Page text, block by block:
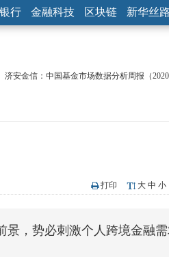
银行 金融科技 区块链 新华丝路
济安金信：中国基金市场数据分析周报（
央行公开市场净投放300亿元 短端资金利率
恒生聚源：北斗收官之星发射成功，全产业
打印 大 中 小
景，势必刺激个人跨境金融